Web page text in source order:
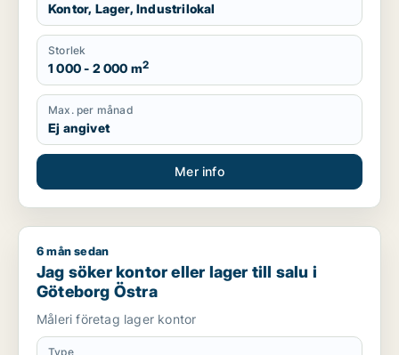
Kontor, Lager, Industrilokal
Storlek
1 000 - 2 000 m2
Max. per månad
Ej angivet
Mer info
Jag söker kontor eller lager till salu i Göteborg Östra
6 mån sedan
Jag söker kontor eller lager till salu i
Göteborg Östra
Måleri företag lager kontor
Type